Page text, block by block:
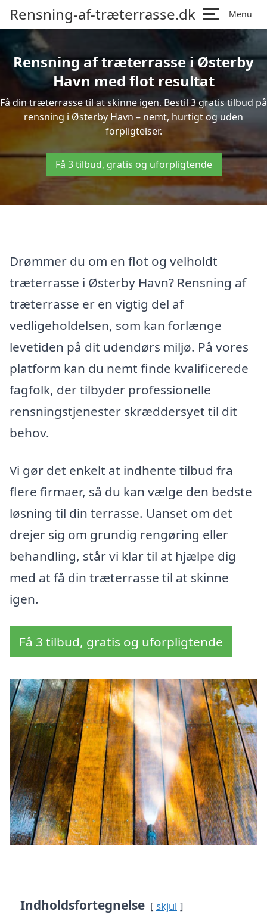
Rensning-af-træterrasse.dk Menu
Rensning af træterrasse i Østerby
Havn med flot resultat
Få din træterrasse til at skinne igen. Bestil 3 gratis tilbud på
rensning i Østerby Havn – nemt, hurtigt og uden
forpligtelser.
Få 3 tilbud, gratis og uforpligtende
Drømmer du om en flot og velholdt
træterrasse i Østerby Havn? Rensning af
træterrasse er en vigtig del af
vedligeholdelsen, som kan forlænge
levetiden på dit udendørs miljø. På vores
platform kan du nemt finde kvalificerede
fagfolk, der tilbyder professionelle
rensningstjenester skræddersyet til dit
behov.
Vi gør det enkelt at indhente tilbud fra
flere firmaer, så du kan vælge den bedste
løsning til din terrasse. Uanset om det
drejer sig om grundig rengøring eller
behandling, står vi klar til at hjælpe dig
med at få din træterrasse til at skinne
igen.
Få 3 tilbud, gratis og uforpligtende
Indholdsfortegnelse skjul